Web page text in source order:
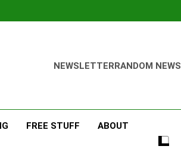
NEWSLETTERRANDOM NEWS
FREE STUFF ABOUT